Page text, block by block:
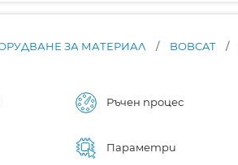
ЗА МАТЕРИАЛ / BOBCAT /
Ръчен процес
Параметри